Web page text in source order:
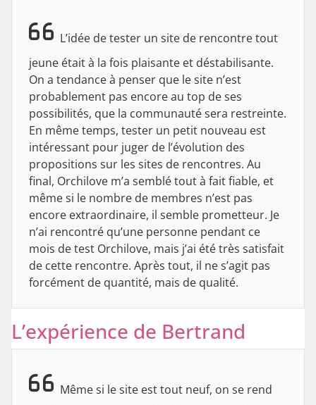
L’idée de tester un site de rencontre tout
jeune était à la fois plaisante et déstabilisante.
On a tendance à penser que le site n’est
probablement pas encore au top de ses
possibilités, que la communauté sera restreinte.
En même temps, tester un petit nouveau est
intéressant pour juger de l’évolution des
propositions sur les sites de rencontres. Au
final, Orchilove m’a semblé tout à fait fiable, et
même si le nombre de membres n’est pas
encore extraordinaire, il semble prometteur. Je
n’ai rencontré qu’une personne pendant ce
mois de test Orchilove, mais j’ai été très satisfait
de cette rencontre. Après tout, il ne s’agit pas
forcément de quantité, mais de qualité.
L’expérience de Bertrand
Même si le site est tout neuf, on se rend